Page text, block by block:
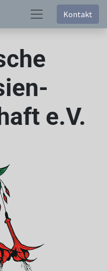
Kontakt
e.V.